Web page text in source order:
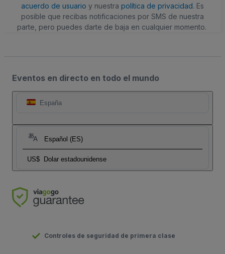
acuerdo de usuario y nuestra política de privacidad. Es
posible que recibas notificaciones por SMS de nuestra
parte, pero puedes darte de baja en cualquier momento.
Eventos en directo en todo el mundo
España
Español (ES)
US$ Dolar estadounidense
Controles de seguridad de primera clase